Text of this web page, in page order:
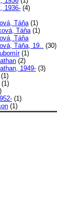
1936- (4)
Táňa(1)
Táňa(1)
Táňa
Táňa, 19.. (30)
(1)
(2)
1949- (3)
(1)
(1)
(1)
(1)